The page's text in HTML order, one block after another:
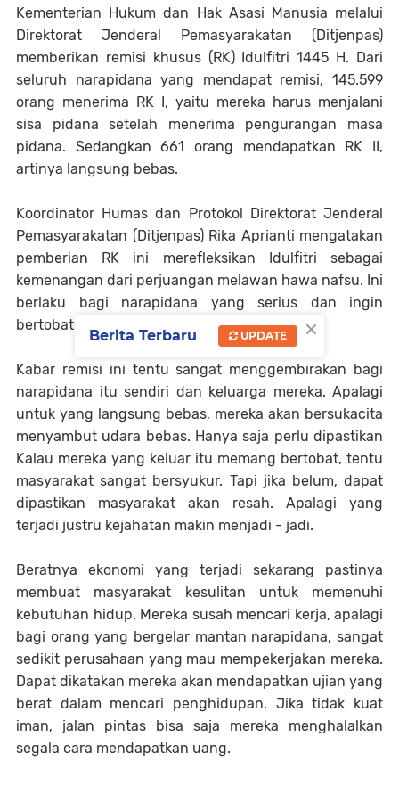
Kementerian Hukum dan Hak Asasi Manusia melalui
Direktorat Jenderal Pemasyarakatan (Ditjenpas)
memberikan remisi khusus (RK) Idulfitri 1445 H. Dari
seluruh narapidana yang mendapat remisi, 145.599
orang menerima RK I, yaitu mereka harus menjalani
sisa pidana setelah menerima pengurangan masa
pidana. Sedangkan 661 orang mendapatkan RK II,
artinya langsung bebas.
Koordinator Humas dan Protokol Direktorat Jenderal
Pemasyarakatan (Ditjenpas) Rika Aprianti mengatakan
pemberian RK ini merefleksikan Idulfitri sebagai
kemenangan dari perjuangan melawan hawa nafsu. Ini
berlaku bagi narapidana yang serius dan ingin
bertobat (Tirto, 22-04-24).
Kabar remisi ini tentu sangat menggembirakan bagi
narapidana itu sendiri dan keluarga mereka. Apalagi
untuk yang langsung bebas, mereka akan bersukacita
menyambut udara bebas. Hanya saja perlu dipastikan
Kalau mereka yang keluar itu memang bertobat, tentu
masyarakat sangat bersyukur. Tapi jika belum, dapat
dipastikan masyarakat akan resah. Apalagi yang
terjadi justru kejahatan makin menjadi - jadi.
Beratnya ekonomi yang terjadi sekarang pastinya
membuat masyarakat kesulitan untuk memenuhi
kebutuhan hidup. Mereka susah mencari kerja, apalagi
bagi orang yang bergelar mantan narapidana, sangat
sedikit perusahaan yang mau mempekerjakan mereka.
Dapat dikatakan mereka akan mendapatkan ujian yang
berat dalam mencari penghidupan. Jika tidak kuat
iman, jalan pintas bisa saja mereka menghalalkan
segala cara mendapatkan uang.
×
Berita Terbaru UPDATE